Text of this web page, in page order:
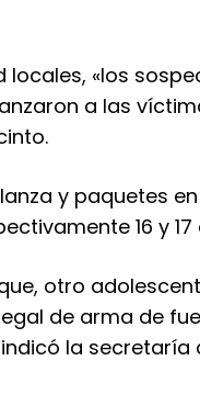
locales, «los
a las
y paquetes
16 y 17
otro
de arma de
la secretaría